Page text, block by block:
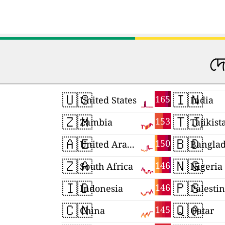
🇺🇸 165
United States
🇿🇲 153
Zambia
🇦🇪 150
United Arab Emirates
🇿🇦 146
South Africa
🇮🇩 146
Indonesia
🇨🇳 145
China
🇮🇳India
🇹🇯
🇧🇩
🇳🇬Nigeria
🇵🇸
🇶🇦Qatar